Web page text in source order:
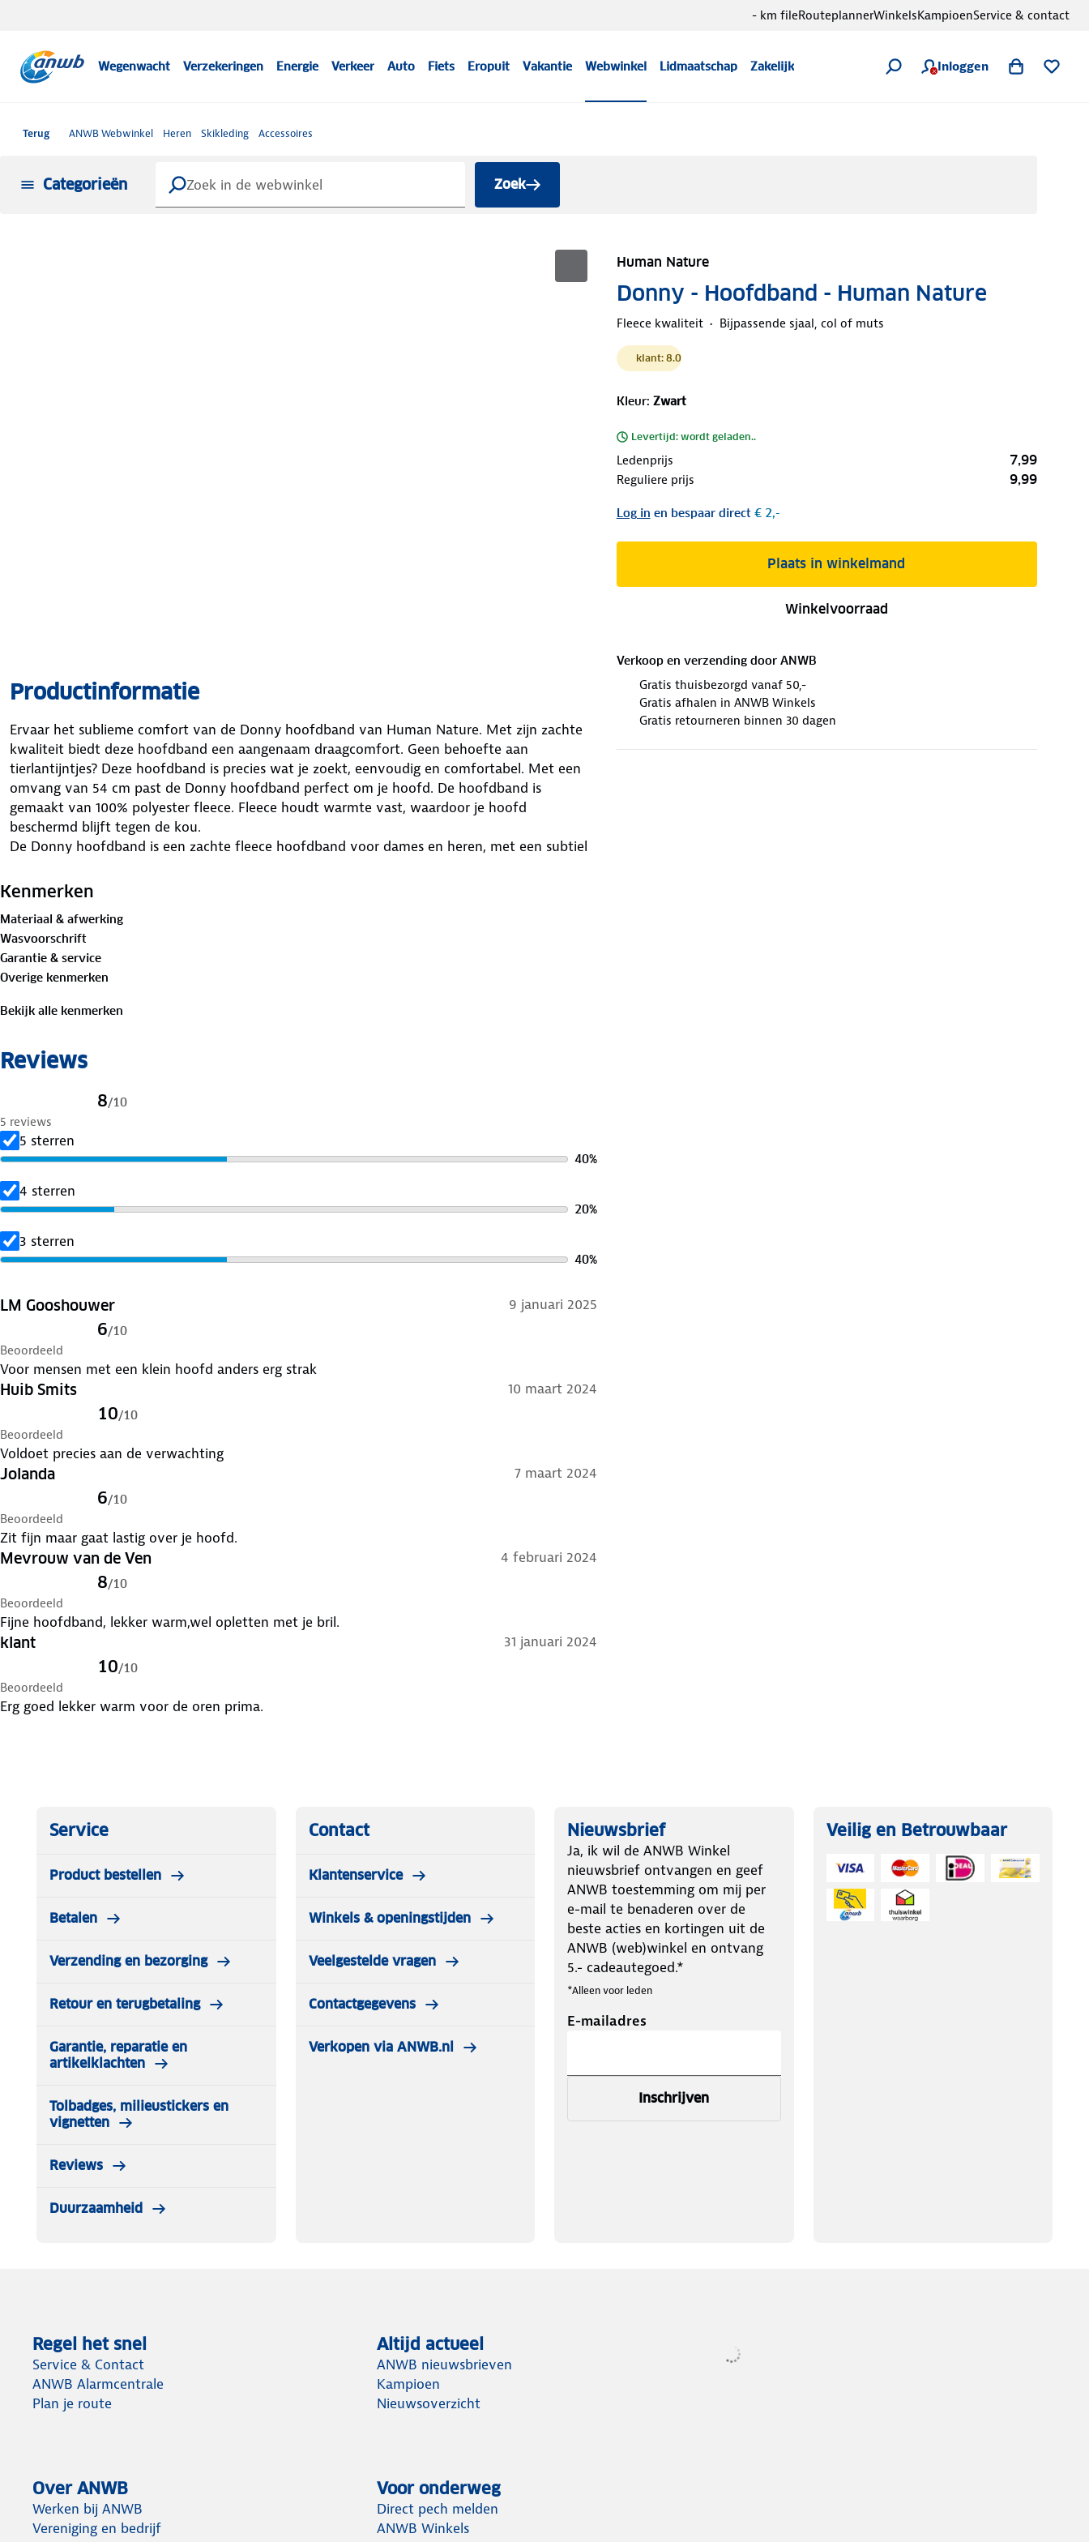
Wegenwacht Verzekeringen Energie Verkeer Auto Fiets Eropuit Vakantie Webwinkel Lidmaatschap Zakelijk Inloggen
- km fileRouteplannerWinkelsKampioenService & contact
Terug ANWB Webwinkel Heren Skikleding Accessoires
Categorieën Zoek
Human Nature
Donny - Hoofdband - Human Nature
Fleece kwaliteit Bijpassende sjaal, col of muts
klant: 8.0
Kleur: Zwart
Levertijd: wordt geladen..
Ledenprijs 7,99
Reguliere prijs 9,99
Log in en bespaar direct€ 2,-
Plaats in winkelmand
Winkelvoorraad
Verkoop en verzending door ANWB
Gratis thuisbezorgd vanaf 50,-
Gratis afhalen in ANWB Winkels
Gratis retourneren binnen 30 dagen
Productinformatie
Ervaar het sublieme comfort van de Donny hoofdband van Human Nature. Met zijn zachte
kwaliteit biedt deze hoofdband een aangenaam draagcomfort. Geen behoefte aan
tierlantijntjes? Deze hoofdband is precies wat je zoekt, eenvoudig en comfortabel. Met een
omvang van 54 cm past de Donny hoofdband perfect om je hoofd. De hoofdband is
gemaakt van 100% polyester fleece. Fleece houdt warmte vast, waardoor je hoofd
beschermd blijft tegen de kou.
De Donny hoofdband is een zachte fleece hoofdband voor dames en heren, met een subtiel
hoofdband die doet wat hij moet doen, je hoofd warm en comfortabel houden. Heb je extra
het assortiment aan aanvullende accessoires ben je volledig voorbereid om de winter met
warmte en eenvoudige elegantie te trotseren.
Kenmerken
Materiaal & afwerking
Wasvoorschrift
Garantie & service
Overige kenmerken
Bekijk alle kenmerken
Reviews
8/10
5 reviews
5 sterren
40%
4 sterren
20%
3 sterren
40%
LM Gooshouwer 9 januari 2025
6/10
Beoordeeld
Voor mensen met een klein hoofd anders erg strak
Huib Smits 10 maart 2024
10/10
Beoordeeld
Voldoet precies aan de verwachting
Jolanda 7 maart 2024
6/10
Beoordeeld
Zit fijn maar gaat lastig over je hoofd.
Mevrouw van de Ven 4 februari 2024
8/10
Beoordeeld
Fijne hoofdband, lekker warm,wel opletten met je bril.
klant 31 januari 2024
10/10
Beoordeeld
Erg goed lekker warm voor de oren prima.
Service
Product bestellen
Betalen
Verzending en bezorging
Retour en terugbetaling
Garantie, reparatie en
artikelklachten
Tolbadges, milieustickers en
vignetten
Reviews
Duurzaamheid
Contact
Klantenservice
Winkels & openingstijden
Veelgestelde vragen
Contactgegevens
Verkopen via ANWB.nl
Nieuwsbrief
Ja, ik wil de ANWB Winkel
nieuwsbrief ontvangen en geef
ANWB toestemming om mij per
e-mail te benaderen over de
beste acties en kortingen uit de
ANWB (web)winkel en ontvang
5.- cadeautegoed.*
*Alleen voor leden
E-mailadres
Inschrijven
Veilig en Betrouwbaar
Regel het snel
Service & Contact
ANWB Alarmcentrale
Plan je route
Altijd actueel
ANWB nieuwsbrieven
Kampioen
Nieuwsoverzicht
Over ANWB
Werken bij ANWB
Vereniging en bedrijf
Voor onderweg
Direct pech melden
ANWB Winkels